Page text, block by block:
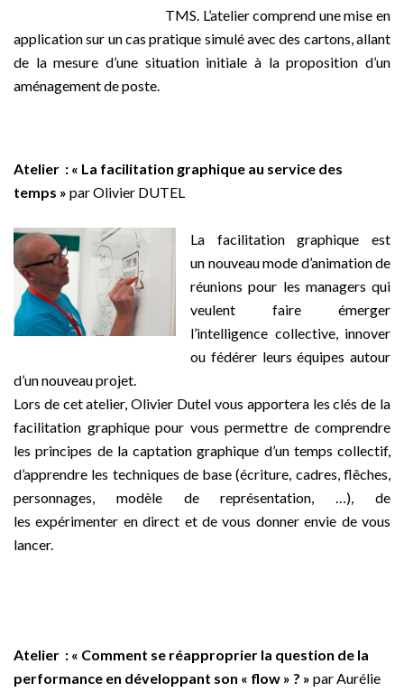
TMS. L’atelier comprend une mise en
application sur un cas pratique simulé avec des cartons, allant
de la mesure d’une situation initiale à la proposition d’un
aménagement de poste.
Atelier : « La facilitation graphique au service des
temps » par Olivier DUTEL
La facilitation graphique est
un nouveau mode d’animation de
réunions pour les managers qui
veulent faire émerger
l’intelligence collective, innover
ou fédérer leurs équipes autour
d’un nouveau projet.
Lors de cet atelier, Olivier Dutel vous apportera les clés de la
facilitation graphique pour vous permettre de comprendre
les principes de la captation graphique d’un temps collectif,
d’apprendre les techniques de base (écriture, cadres, flêches,
personnages, modèle de représentation, …), de
les expérimenter en direct et de vous donner envie de vous
lancer.
Atelier : « Comment se réapproprier la question de la
performance en développant son « flow » ? » par Aurélie